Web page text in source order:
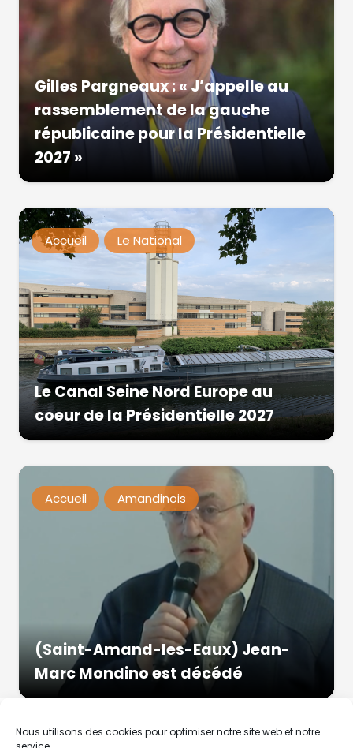
Nous utilisons des cookies pour optimiser notre site web et notre
Gilles Pargneaux : « J’appelle au
rassemblement de la gauche
républicaine pour la Présidentielle
2027 »
Accueil Le National
Le Canal Seine Nord Europe au
coeur de la Présidentielle 2027
Accueil Amandinois
(Saint-Amand-les-Eaux) Jean-
Marc Mondino est décédé